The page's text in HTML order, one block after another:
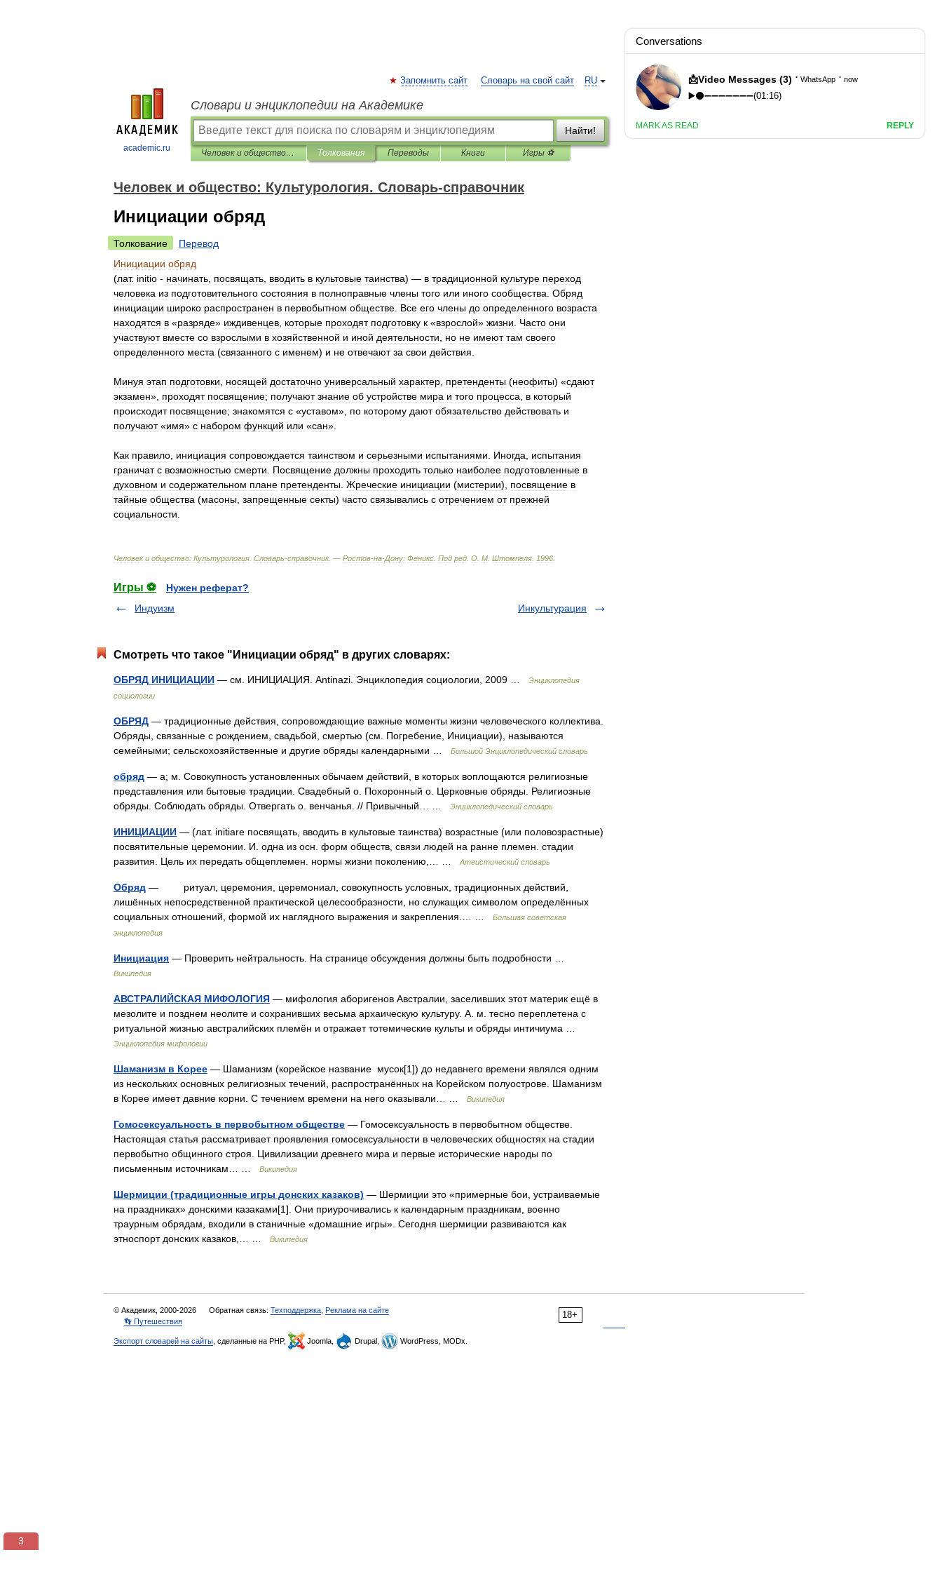
academic.ru
RU
Запомнить сайт Словарь на свой сайт
Словари и энциклопедии на Академике
Найти!
Человек и общество: Культурология. Словарь-справочник Толкования Переводы Книги Игры ⚽
Человек и общество: Культурология. Словарь-справочник
Инициации обряд
Толкование
Перевод
Инициации обряд
(лат. initio - начинать посвящать вводить в культовые таинства) — в традиционной культуре переход
человека из подготовительного состояния в полноправные члены того или иного сообщества Обряд
инициации широко распространен в первобытном обществе Все его члены до определенного возраста
находятся в «разряде» иждивенцев которые проходят подготовку к «взрослой» жизни Часто они
участвуют вместе со взрослыми в хозяйственной и иной деятельности но не имеют там своего
определенного места (связанного с именем) и не отвечают за свои действия
Минуя этап подготовки носящей достаточно универсальный характер претенденты (неофиты) «сдают
экзамен», проходят посвящение; получают знание об устройстве мира и того процесса в который
происходит посвящение; знакомятся с «уставом», по которому дают обязательство действовать и
получают«имя» с набором функций или «сан».
Как правило инициация сопровождается таинством и серьезными испытаниями Иногда
испытания
граничат с возможностью смерти Посвящение должны проходить только наиболее подготовленные в
духовном и содержательном плане претенденты Жреческие инициации (мистерии), посвящение в
тайные общества (масоны запрещенные секты) часто связывались с отречением от прежней
социальности
Человек и общество: Культурология Словарь-справочник. — Ростов-на-Дону: Феникс Под ред О М Штомпеля 1996
Игры ⚽
Нужен реферат?
Индуизм
Инкультурация
Смотреть что такое "Инициации обряд" в других словарях:
ОБРЯД ИНИЦИАЦИИ — см. ИНИЦИАЦИЯ. Antinazi. Энциклопедия социологии, 2009 …
Энциклопедия
социологии
ОБРЯД — традиционные действия, сопровождающие важные моменты жизни человеческого коллектива.
Обряды, связанные с рождением, свадьбой, смертью (см. Погребение, Инициации), называются
семейными; сельскохозяйственные и другие обряды календарными …
Большой Энциклопедический словарь
обряд — а; м. Совокупность установленных обычаем действий, в которых воплощаются религиозные
представления или бытовые традиции. Свадебный о. Похоронный о. Церковные обряды. Религиозные
обряды. Соблюдать обряды. Отвергать о. венчанья. // Привычный… …
Энциклопедический словарь
ИНИЦИАЦИИ — (лат. initiare посвящать, вводить в культовые таинства) возрастные (или половозрастные)
посвятительные церемонии. И. одна из осн. форм обществ, связи людей на ранне племен. стадии
развития. Цель их передать общеплемен. нормы жизни поколению,… …
Атеистический словарь
Обряд — ритуал, церемония, церемониал, совокупность условных, традиционных действий,
лишённых непосредственной практической целесообразности, но служащих символом определённых
социальных отношений, формой их наглядного выражения и закрепления.… …
Большая советская
энциклопедия
Инициация — Проверить нейтральность. На странице обсуждения должны быть подробности …
Википедия
АВСТРАЛИЙСКАЯ МИФОЛОГИЯ — мифология аборигенов Австралии, заселивших этот материк ещё в
мезолите и позднем неолите и сохранивших весьма архаическую культуру. А. м. тесно переплетена с
ритуальной жизнью австралийских племён и отражает тотемические культы и обряды интичиума …
Энциклопедия мифологии
Шаманизм в Корее — Шаманизм (корейское название мусок[1]) до недавнего времени являлся одним
из нескольких основных религиозных течений, распространённых на Корейском полуострове. Шаманизм
в Корее имеет давние корни. С течением времени на него оказывали… …
Википедия
Гомосексуальность в первобытном обществе — Гомосексуальность в первобытном обществе.
Настоящая статья рассматривает проявления гомосексуальности в человеческих общностях на стадии
первобытно общинного строя. Цивилизации древнего мира и первые исторические народы по
письменным источникам… …
Википедия
Шермиции (традиционные игры донских казаков) — Шермиции это «примерные бои, устраиваемые
на праздниках» донскими казаками[1]. Они приурочивались к календарным праздникам, военно
траурным обрядам, входили в станичные «домашние игры». Сегодня шермиции развиваются как
этноспорт донских казаков,… …
Википедия
18+
© Академик, 2000-2026 Обратная связь: Техподдержка Реклама на сайте
👣 Путешествия
Экспорт словарей на сайты , сделанные на PHP, Joomla, Drupal, WordPress, MODx.
3